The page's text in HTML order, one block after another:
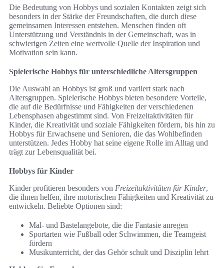
Die Bedeutung von Hobbys und sozialen Kontakten zeigt sich
besonders in der Stärke der Freundschaften, die durch diese
gemeinsamen Interessen entstehen. Menschen finden oft
Unterstützung und Verständnis in der Gemeinschaft, was in
schwierigen Zeiten eine wertvolle Quelle der Inspiration und
Motivation sein kann.
Spielerische Hobbys für unterschiedliche Altersgruppen
Die Auswahl an Hobbys ist groß und variiert stark nach
Altersgruppen. Spielerische Hobbys bieten besondere Vorteile,
die auf die Bedürfnisse und Fähigkeiten der verschiedenen
Lebensphasen abgestimmt sind. Von Freizeitaktivitäten für
Kinder, die Kreativität und soziale Fähigkeiten fördern, bis hin zu
Hobbys für Erwachsene und Senioren, die das Wohlbefinden
unterstützen. Jedes Hobby hat seine eigene Rolle im Alltag und
trägt zur Lebensqualität bei.
Hobbys für Kinder
Kinder profitieren besonders von Freizeitaktivitäten für Kinder,
die ihnen helfen, ihre motorischen Fähigkeiten und Kreativität zu
entwickeln. Beliebte Optionen sind:
Mal- und Bastelangebote, die die Fantasie anregen
Sportarten wie Fußball oder Schwimmen, die Teamgeist
fördern
Musikunterricht, der das Gehör schult und Disziplin lehrt